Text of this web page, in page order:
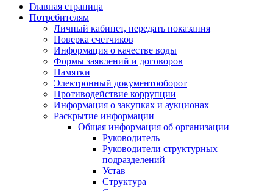
Главная страница
Потребителям
Личный кабинет, передать показания
Поверка счетчиков
Информация о качестве воды
Формы заявлений и договоров
Памятки
Электронный документооборот
Противодействие коррупции
Информация о закупках и аукционах
Раскрытие информации
Общая информация об организации
Руководитель
Руководители структурных
подразделений
Устав
Структура